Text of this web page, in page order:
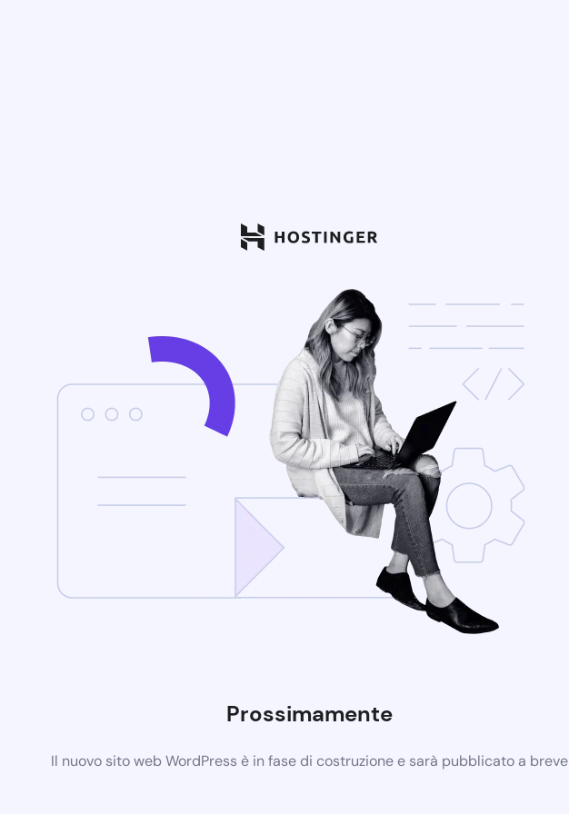
Prossimamente
Il nuovo sito web WordPress è in fase di costruzione e sarà pubblicato a breve